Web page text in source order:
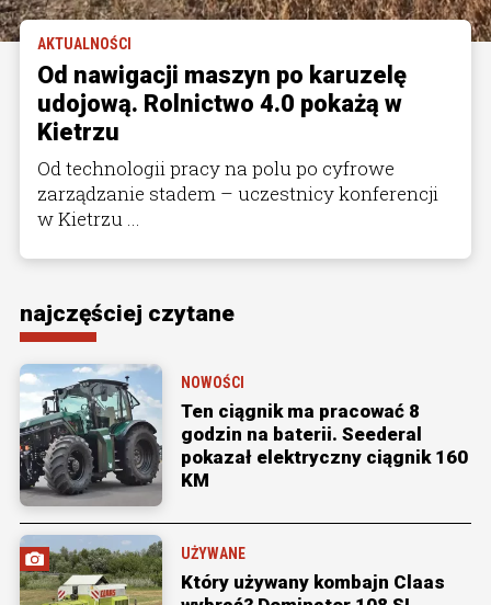
AKTUALNOŚCI
Od nawigacji maszyn po karuzelę
udojową. Rolnictwo 4.0 pokażą w
Kietrzu
Od technologii pracy na polu po cyfrowe
zarządzanie stadem – uczestnicy konferencji
w Kietrzu ...
najczęściej czytane
NOWOŚCI
Ten ciągnik ma pracować 8
godzin na baterii. Seederal
pokazał elektryczny ciągnik 160
KM
UŻYWANE
Który używany kombajn Claas